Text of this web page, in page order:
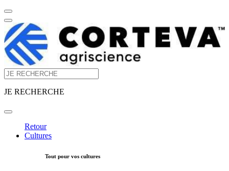
JE RECHERCHE
Retour
Cultures
Tout pour vos cultures